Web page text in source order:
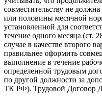
совместительству не
или половины месячной
установленной для
течение одного месяца
случае в качестве второго
правильнее оформить
выполнение в течение
определенной трудовым
по другой должности за
ТК РФ). Трудовой Договор